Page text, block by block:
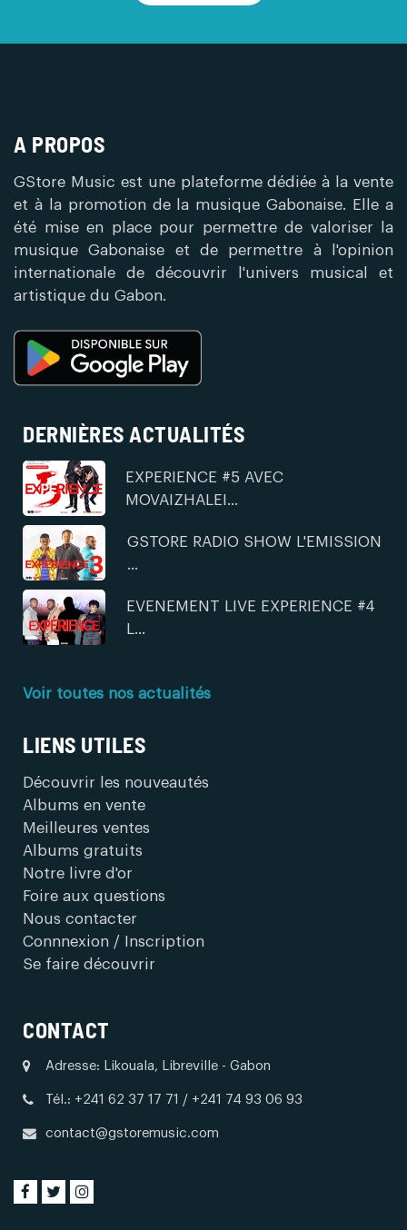
A PROPOS
GStore Music est une plateforme dédiée à la vente
et à la promotion de la musique Gabonaise. Elle a
été mise en place pour permettre de valoriser la
musique Gabonaise et de permettre à l'opinion
internationale de découvrir l'univers musical et
artistique du Gabon.
DERNIÈRES ACTUALITÉS
EXPERIENCE #5 AVEC
MOVAIZHALEI...
GSTORE RADIO SHOW L'EMISSION
...
EVENEMENT LIVE EXPERIENCE #4
L...
Voir toutes nos actualités
LIENS UTILES
Découvrir les nouveautés
Albums en vente
Meilleures ventes
Albums gratuits
Notre livre d'or
Foire aux questions
Nous contacter
Connnexion / Inscription
Se faire découvrir
CONTACT
Adresse: Likouala, Libreville - Gabon
Tél.: +241 62 37 17 71 / +241 74 93 06 93
contact@gstoremusic.com